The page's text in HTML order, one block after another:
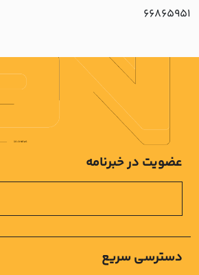
66865951
دسترسی سریع
عضویت در خبرنامه